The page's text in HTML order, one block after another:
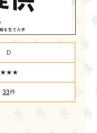
D
★★★
33件